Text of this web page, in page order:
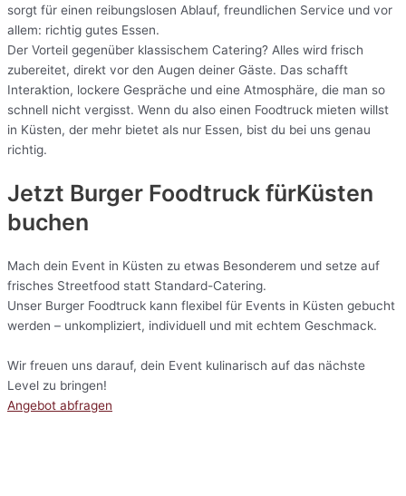
sorgt für einen reibungslosen Ablauf, freundlichen Service und vor
allem: richtig gutes Essen.
Der Vorteil gegenüber klassischem Catering? Alles wird frisch
zubereitet, direkt vor den Augen deiner Gäste. Das schafft
Interaktion, lockere Gespräche und eine Atmosphäre, die man so
schnell nicht vergisst. Wenn du also einen Foodtruck mieten willst
in Küsten, der mehr bietet als nur Essen, bist du bei uns genau
richtig.
Jetzt Burger Foodtruck fürKüsten
buchen
Mach dein Event in Küsten zu etwas Besonderem und setze auf
frisches Streetfood statt Standard-Catering.
Unser Burger Foodtruck kann flexibel für Events in Küsten gebucht
werden – unkompliziert, individuell und mit echtem Geschmack.
Wir freuen uns darauf, dein Event kulinarisch auf das nächste
Level zu bringen!
Angebot abfragen